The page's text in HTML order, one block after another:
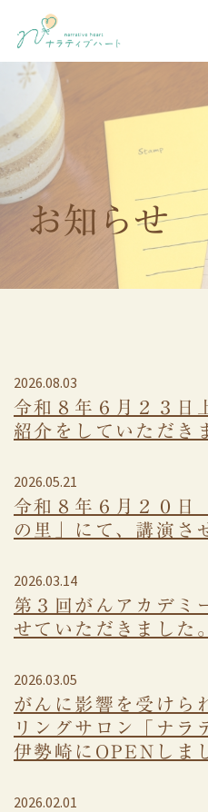
コ
ン
ン
ツ
へ
ス
お知らせ
2026.08.03
令和８年６月２３日
紹介をしていただき
2026.05.21
令和８年６月２０日
の里」にて、講演さ
2026.03.14
第３回がんアカデミ
せていただきました。
2026.03.05
がんに影響を受けら
リングサロン「ナラ
伊勢崎にOPENしま
2026.02.01